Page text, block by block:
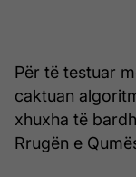
Për të testuar
caktuan
xhuxha të
Rrugën e